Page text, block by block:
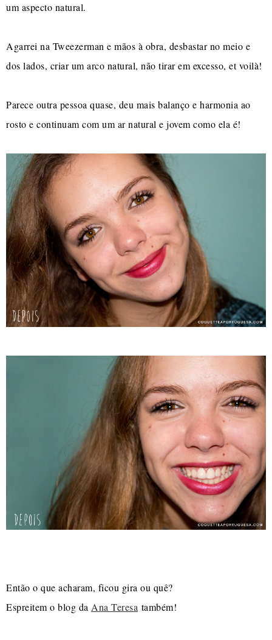
um aspecto natural.
Agarrei na Tweezerman e mãos à obra, desbastar no meio e
dos lados, criar um arco natural, não tirar em excesso, et voilà!
Parece outra pessoa quase, deu mais balanço e harmonia ao
rosto e continuam com um ar natural e jovem como ela é!
Então o que acharam, ficou gira ou quê?
Espreitem o blog da Ana Teresa também!